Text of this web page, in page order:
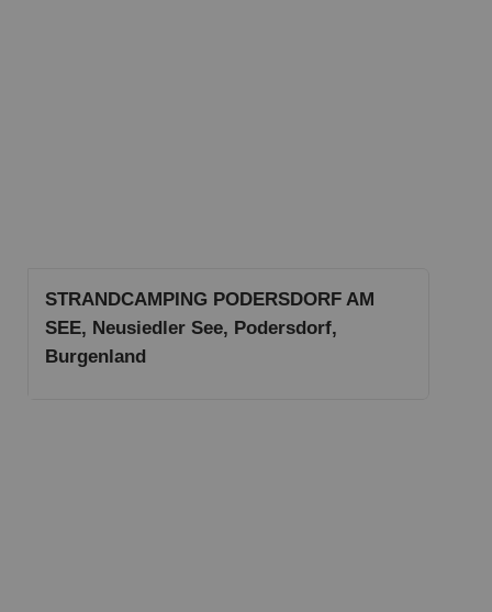
STRANDCAMPING PODERSDORF AM
SEE, Neusiedler See, Podersdorf,
Burgenland